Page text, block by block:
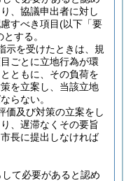
、協議申出者に対し
すべき項目(以下「要
する。
示を受けたときは、規
ごとに立地行為が環
ともに、その負荷を
を立案し、当該立地
らない。
価及び対策の立案をし
、遅滞なくその要旨
長に提出しなければ
て必要があると認め